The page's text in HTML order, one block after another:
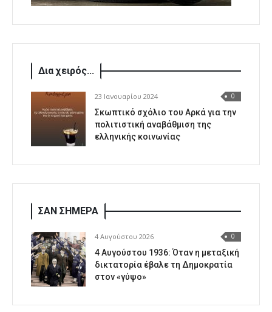
Δια χειρός...
23 Ιανουαρίου 2024 0
Σκωπτικό σχόλιο του Αρκά για την
πολιτιστική αναβάθμιση της
ελληνικής κοινωνίας
ΣΑΝ ΣΗΜΕΡΑ
4 Αυγούστου 2026 0
4 Αυγούστου 1936: Όταν η μεταξική
δικτατορία έβαλε τη Δημοκρατία
στον «γύψο»